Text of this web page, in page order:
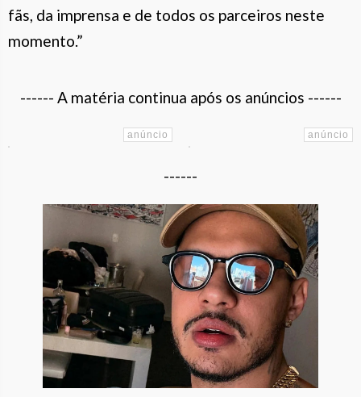
fãs, da imprensa e de todos os parceiros neste
momento.”
------ A matéria continua após os anúncios ------
------